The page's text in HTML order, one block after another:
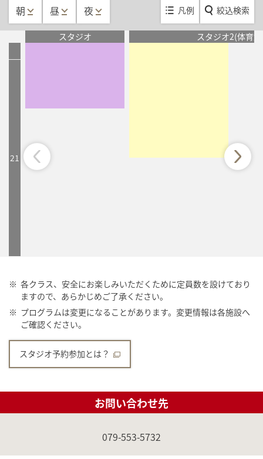
朝 昼 夜 凡例 絞込検索
スタジオ スタジオ2(体育
アーカイブレッスン
アーカイブレッスン
21
※ 各クラス、安全にお楽しみいただくために定員数を設けており
ますので、あらかじめご了承ください。
※ プログラムは変更になることがあります。変更情報は各施設へ
ご確認ください。
スタジオ予約参加とは？
お問い合わせ先
079-553-5732